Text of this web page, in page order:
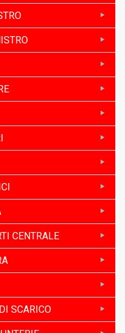
CENTRALE
SCARICO